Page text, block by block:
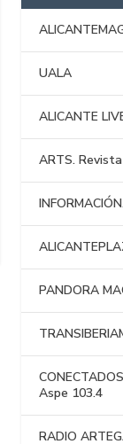
UALA
ALICANTE
ARTS.
PANDORA
Aspe 103.4
RADIO